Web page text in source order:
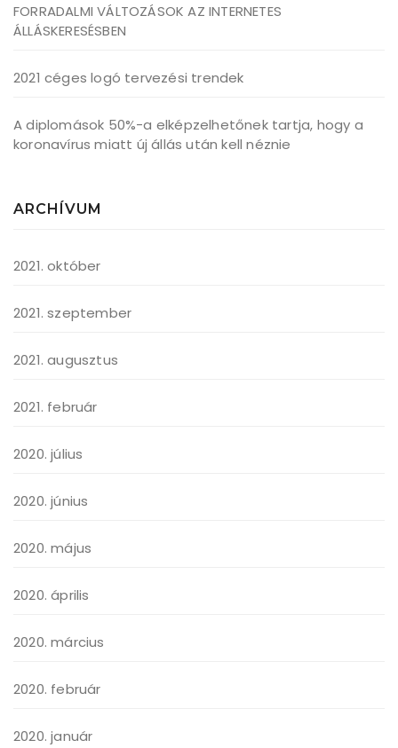
FORRADALMI VÁLTOZÁSOK AZ INTERNETES
ÁLLÁSKERESÉSBEN
2021 céges logó tervezési trendek
A diplomások 50%-a elképzelhetőnek tartja, hogy a
koronavírus miatt új állás után kell néznie
ARCHÍVUM
2021. október
2021. szeptember
2021. augusztus
2021. február
2020. július
2020. június
2020. május
2020. április
2020. március
2020. február
2020. január